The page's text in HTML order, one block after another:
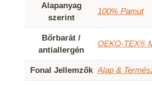
Alapanyag
szerint
100% Pamut
Bőrbarát /
antiallergén
OEKO-TEX®
Fonal Jellemzők Alap &